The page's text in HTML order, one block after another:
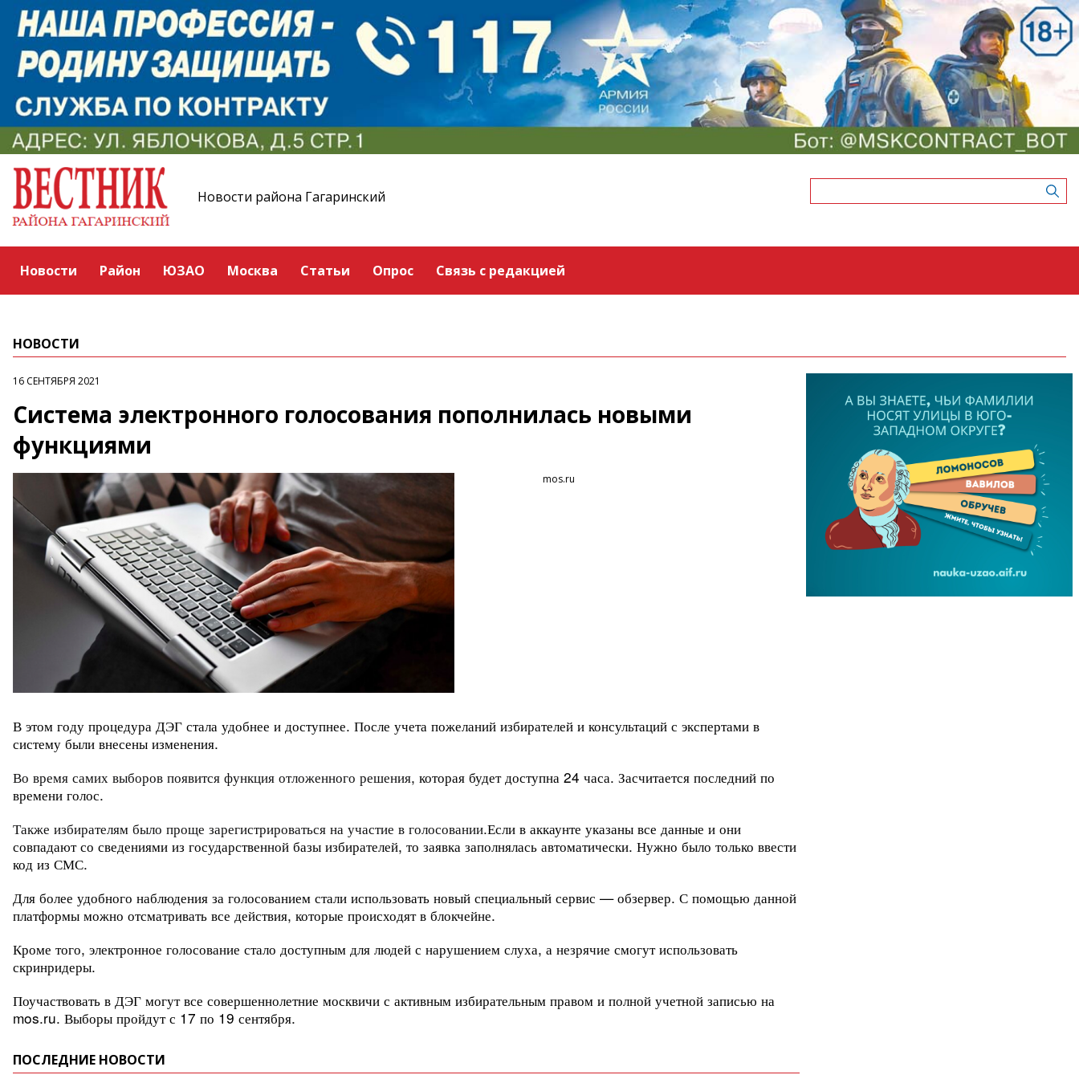
Новости района Гагаринский
Новости Район ЮЗАО Москва Статьи Опрос Связь с редакцией
НОВОСТИ
16 СЕНТЯБРЯ 2021
Система электронного голосования пополнилась новыми
функциями
mos.ru
В этом году процедура ДЭГ стала удобнее и доступнее. После учета пожеланий избирателей и консультаций с экспертами в
систему были внесены изменения.
Во время самих выборов появится функция отложенного решения, которая будет доступна 24 часа. Засчитается последний по
времени голос.
Также избирателям было проще зарегистрироваться на участие в голосовании.Если в аккаунте указаны все данные и они
совпадают со сведениями из государственной базы избирателей, то заявка заполнялась автоматически. Нужно было только ввести
код из СМС.
Для более удобного наблюдения за голосованием стали использовать новый специальный сервис — обзервер. С помощью данной
платформы можно отсматривать все действия, которые происходят в блокчейне.
Кроме того, электронное голосование стало доступным для людей с нарушением слуха, а незрячие смогут использовать
скринридеры.
Поучаствовать в ДЭГ могут все совершеннолетние москвичи с активным избирательным правом и полной учетной записью на
mos.ru. Выборы пройдут с 17 по 19 сентября.
ПОСЛЕДНИЕ НОВОСТИ